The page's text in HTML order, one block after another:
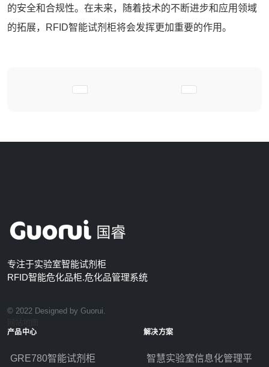
的安全和合规性。在未来，随着技术的不断进步和应用领域
的拓展，RFID智能试剂柜将会发挥更加重要的作用。
上一篇文章: RFID智能试剂柜为实验室的日
下一篇文章: 智能
专注于实验室智能试剂柜
RFID智能危化品柜.危化品管理系统
© 2022 Designed by Guorui.
产品中心
GRE780智能试剂柜
解决方案
智慧实验室信息化管理平